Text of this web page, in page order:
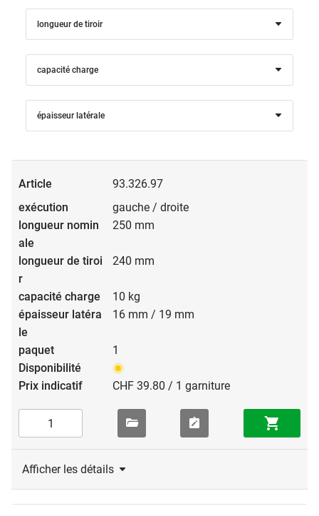
longueur de tiroir
capacité charge
épaisseur latérale
93.326.97
gauche / droite
250 mm
240 mm
10 kg
16 mm / 19 mm
1
CHF 39.80 / 1 garniture
Afficher les détails